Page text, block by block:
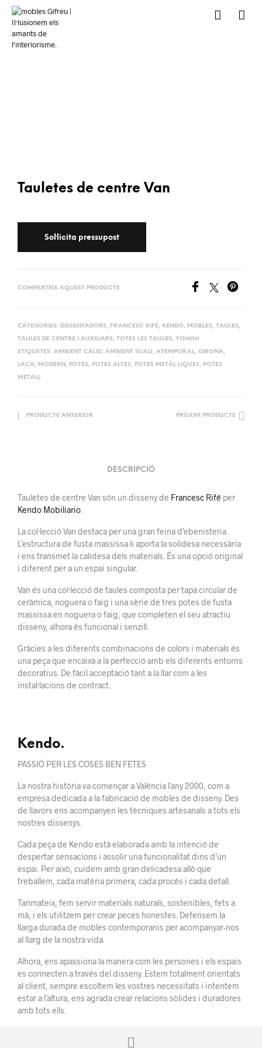
Tauletes de centre Van
COMPARTEIX AQUEST PRODUCTE
CATEGORIES: DISSENYADORS, FRANCESC RIFÉ, KENDO, MOBLES, TAULES,
TAULES DE CENTRE I AUXILIARS, TOTES LES TAULES, YONOH
ETIQUETES: AMBIENT CÀLID, AMBIENT SUAU, ATEMPORAL, GIRONA,
LACA, MODERN , POTES, POTES ALTES, POTES METÀL·LIQUES, POTES
METALL
PRODUCTE ANTERIOR PRÒXIM PRODUCTE
DESCRIPCIÓ
Tauletes de centre Van són un disseny de Francesc Rifé per
Kendo Mobiliario
La col·lecció Van destaca per una gran feina d’ebenisteria.
L’estructura de fusta massissa li aporta la solidesa necessària
i ens transmet la calidesa dels materials. És una opció original
i diferent per a un espai singular.
Van és una col·lecció de taules composta per tapa circular de
ceràmica, noguera o faig i una sèrie de tres potes de fusta
massissa en noguera o faig, que completen el seu atractiu
disseny, alhora és funcional i senzill.
Gràcies a les diferents combinacions de colors i materials és
una peça que encaixa a la perfecció amb els diferents entorns
decoratius. De fàcil acceptació tant a la llar com a les
instal·lacions de contract.
Kendo.
PASSIÓ PER LES COSES BEN FETES
La nostra història va començar a València l’any 2000, com a
empresa dedicada a la fabricació de mobles de disseny. Des
de llavors ens acompanyen les tècniques artesanals a tots els
nostres dissenys.
Cada peça de Kendo està elaborada amb la intenció de
despertar sensacions i assolir una funcionalitat dins d’un
espai. Per això, cuidem amb gran delicadesa allò que
treballem, cada matèria primera, cada procés i cada detall.
Tanmateix, fem servir materials naturals, sostenibles, fets a
mà, i els utilitzem per crear peces honestes. Defensem la
llarga durada de mobles contemporanis per acompanyar-nos
al llarg de la nostra vida.
Alhora, ens apassiona la manera com les persones i els espais
es connecten a través del disseny. Estem totalment orientats
al client, sempre escoltem les vostres necessitats i intentem
estar a l’altura, ens agrada crear relacions sòlides i duradores
amb tots ells.